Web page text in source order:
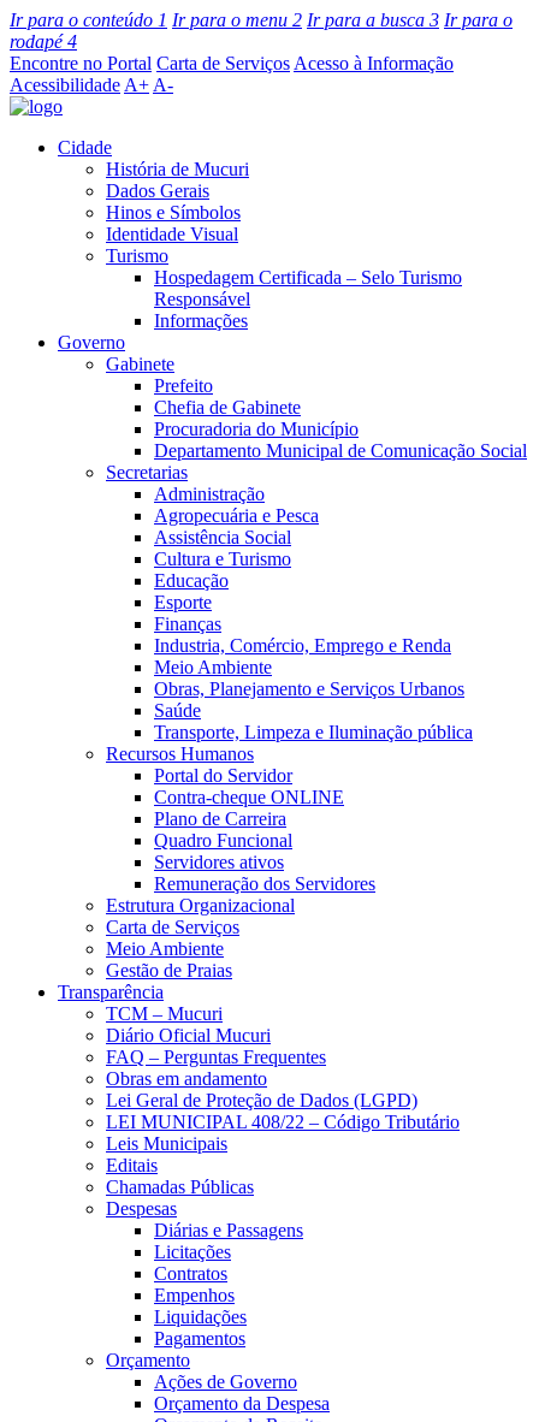
Ir para o conteúdo 1 Ir para o menu 2 Ir para a busca 3 Ir para o
rodapé4
Encontre no Portal Carta de Serviços Acesso à Informação
Acessibilidade A+ A-
Cidade
História de Mucuri
Dados Gerais
Hinos e Símbolos
Identidade Visual
Turismo
Hospedagem Certificada – Selo Turismo
Responsável
Informações
Governo
Gabinete
Prefeito
Chefia de Gabinete
Procuradoria do Município
Departamento Municipal de Comunicação Social
Secretarias
Administração
Agropecuária e Pesca
Assistência Social
Cultura e Turismo
Educação
Esporte
Finanças
Industria, Comércio, Emprego e Renda
Meio Ambiente
Obras, Planejamento e Serviços Urbanos
Saúde
Transporte, Limpeza e Iluminação pública
Recursos Humanos
Portal do Servidor
Contra-cheque ONLINE
Plano de Carreira
Quadro Funcional
Servidores ativos
Remuneração dos Servidores
Estrutura Organizacional
Carta de Serviços
Meio Ambiente
Gestão de Praias
Transparência
TCM – Mucuri
Diário Oficial Mucuri
FAQ – Perguntas Frequentes
Obras em andamento
Lei Geral de Proteção de Dados (LGPD)
LEI MUNICIPAL 408/22 – Código Tributário
Leis Municipais
Editais
Chamadas Públicas
Despesas
Diárias e Passagens
Licitações
Contratos
Empenhos
Liquidações
Pagamentos
Orçamento
Ações de Governo
Orçamento da Despesa